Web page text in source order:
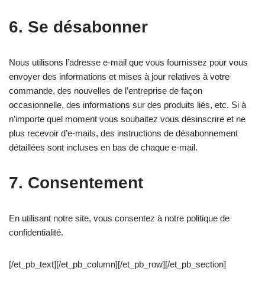
6. Se désabonner
Nous utilisons l’adresse e-mail que vous fournissez pour vous
envoyer des informations et mises à jour relatives à votre
commande, des nouvelles de l’entreprise de façon
occasionnelle, des informations sur des produits liés, etc. Si à
n’importe quel moment vous souhaitez vous désinscrire et ne
plus recevoir d’e-mails, des instructions de désabonnement
détaillées sont incluses en bas de chaque e-mail.
7. Consentement
En utilisant notre site, vous consentez à notre politique de
confidentialité.
[/et_pb_text][/et_pb_column][/et_pb_row][/et_pb_section]